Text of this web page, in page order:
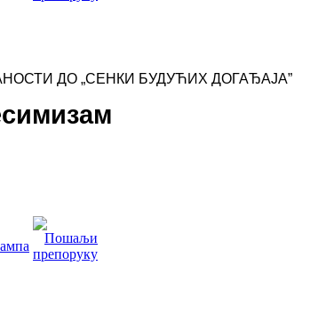
ДО „СЕНКИ БУДУЋИХ ДОГАЂАЈА”